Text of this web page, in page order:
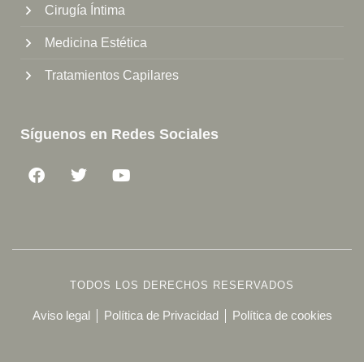
Cirugía Íntima
Medicina Estética
Tratamientos Capilares
Síguenos en Redes Sociales
TODOS LOS DERECHOS RESERVADOS
Aviso legal Política de Privacidad Política de cookies